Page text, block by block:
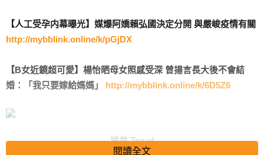
【人工受孕内幕曝光】媒爆阿嬌賴弘國決定分開 與嚴峻疫情有關
http://mybblink.online/k/pGjDX
【B女近鏡超可愛】楊怡晒母女照感受深 曾揚言長大後不會結
婚：「我只要嫁給媽媽」 http://mybblink.online/k/6D5Z6
搜尋 Travel
閱讀全文